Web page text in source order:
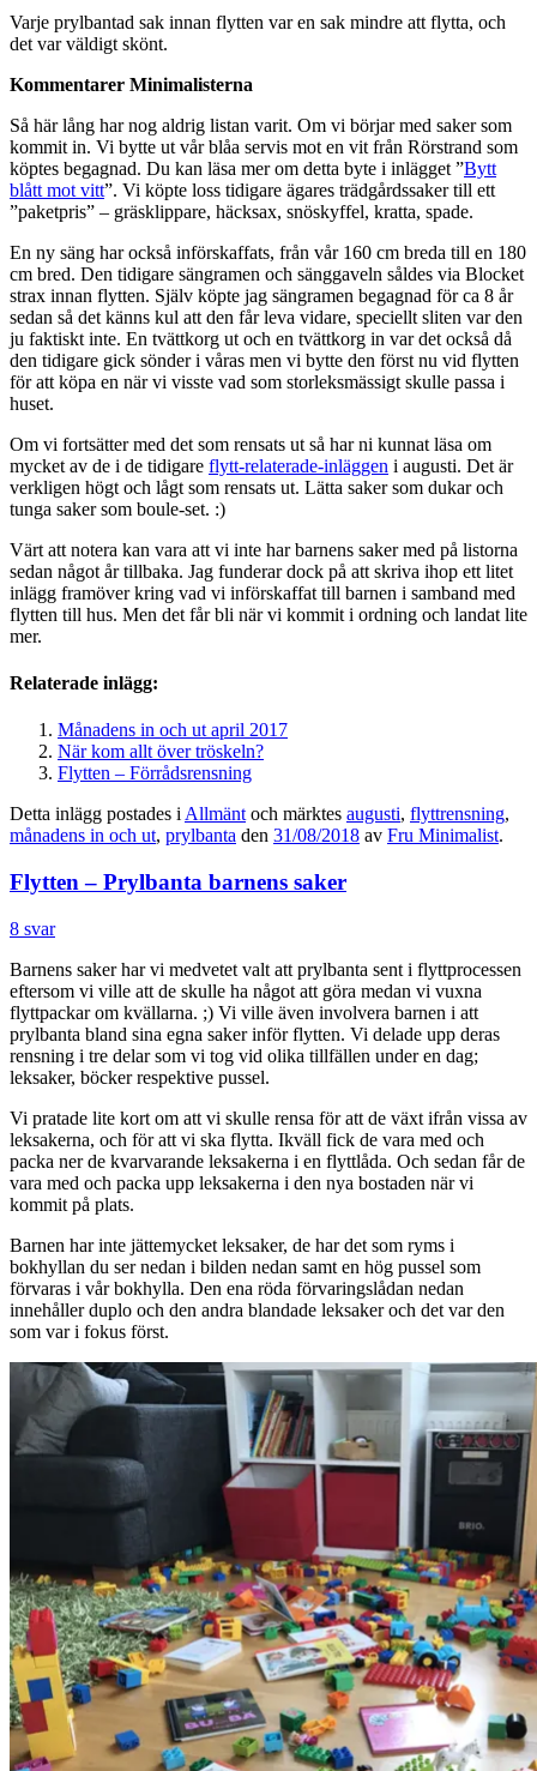
Varje prylbantad sak innan flytten var en sak mindre att flytta, och
det var väldigt skönt.
Kommentarer Minimalisterna
Så här lång har nog aldrig listan varit. Om vi börjar med saker som
kommit in. Vi bytte ut vår blåa servis mot en vit från Rörstrand som
köptes begagnad. Du kan läsa mer om detta byte i inlägget ”Bytt
blått mot vitt”. Vi köpte loss tidigare ägares trädgårdssaker till ett
”paketpris” – gräsklippare, häcksax, snöskyffel, kratta, spade.
En ny säng har också införskaffats, från vår 160 cm breda till en 180
cm bred. Den tidigare sängramen och sänggaveln såldes via Blocket
strax innan flytten. Själv köpte jag sängramen begagnad för ca 8 år
sedan så det känns kul att den får leva vidare, speciellt sliten var den
ju faktiskt inte. En tvättkorg ut och en tvättkorg in var det också då
den tidigare gick sönder i våras men vi bytte den först nu vid flytten
för att köpa en när vi visste vad som storleksmässigt skulle passa i
huset.
Om vi fortsätter med det som rensats ut så har ni kunnat läsa om
mycket av de i de tidigare flytt-relaterade-inläggen i augusti. Det är
verkligen högt och lågt som rensats ut. Lätta saker som dukar och
tunga saker som boule-set. :)
Värt att notera kan vara att vi inte har barnens saker med på listorna
sedan något år tillbaka. Jag funderar dock på att skriva ihop ett litet
inlägg framöver kring vad vi införskaffat till barnen i samband med
flytten till hus. Men det får bli när vi kommit i ordning och landat lite
mer.
Relaterade inlägg:
Månadens in och ut april 2017
När kom allt över tröskeln?
Flytten – Förrådsrensning
Detta inlägg postades iAllmäntoch märktes augusti, flyttrensning,
månadens in och ut, prylbanta den 31/08/2018 av Fru Minimalist.
Flytten – Prylbanta barnens saker
8 svar
Barnens saker har vi medvetet valt att prylbanta sent i flyttprocessen
eftersom vi ville att de skulle ha något att göra medan vi vuxna
flyttpackar om kvällarna. ;) Vi ville även involvera barnen i att
prylbanta bland sina egna saker inför flytten. Vi delade upp deras
rensning i tre delar som vi tog vid olika tillfällen under en dag;
leksaker, böcker respektive pussel.
Vi pratade lite kort om att vi skulle rensa för att de växt ifrån vissa av
leksakerna, och för att vi ska flytta. Ikväll fick de vara med och
packa ner de kvarvarande leksakerna i en flyttlåda. Och sedan får de
vara med och packa upp leksakerna i den nya bostaden när vi
kommit på plats.
Barnen har inte jättemycket leksaker, de har det som ryms i
bokhyllan du ser nedan i bilden nedan samt en hög pussel som
förvaras i vår bokhylla. Den ena röda förvaringslådan nedan
innehåller duplo och den andra blandade leksaker och det var den
som var i fokus först.